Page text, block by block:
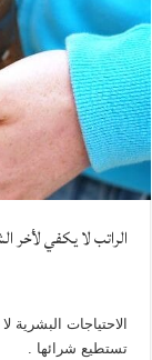
الراتب لا يكفي لأخر
الاحتياجات البشرية
تستطيع شرائها .